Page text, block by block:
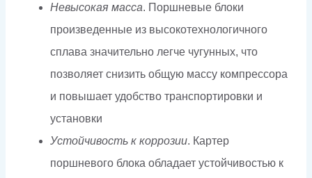
Невысокая масса. Поршневые блоки
произведенные из высокотехнологичного
сплава значительно легче чугунных, что
позволяет снизить общую массу компрессора
и повышает удобство транспортировки и
установки
Устойчивость к коррозии. Картер
поршневого блока обладает устойчивостью к